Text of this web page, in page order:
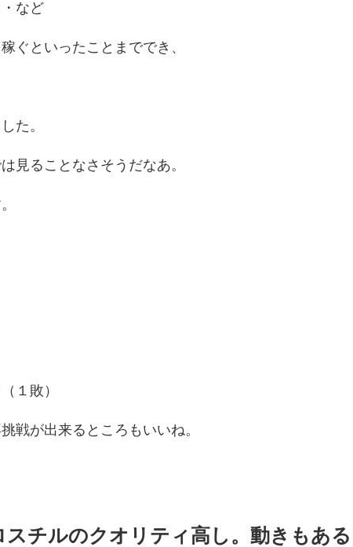
など
ぐといったことまででき、
た。
見ることなさそうだなあ。
１敗）
戦が出来るところもいいね。
チルのクオリティ高し。動きもある